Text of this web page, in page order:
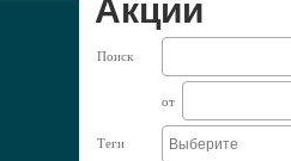
Акции
Поиск
от
Теги